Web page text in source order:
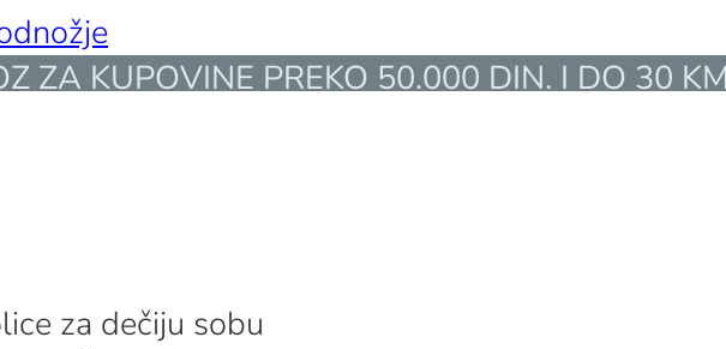
ZA KUPOVINE PREKO 50.000 DIN. I DO 30
za dečiju sobu